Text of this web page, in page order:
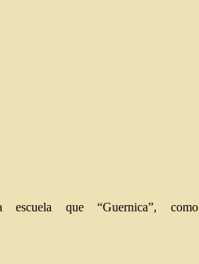
que “Guernica”,